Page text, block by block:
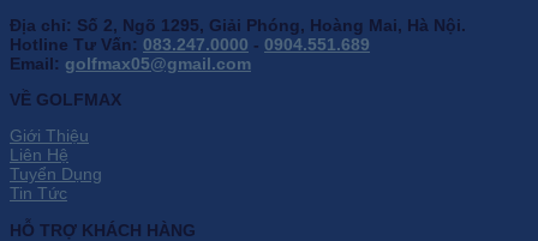
Địa chỉ: Số 2, Ngõ 1295, Giải Phóng, Hoàng Mai, Hà Nội.
Hotline Tư Vấn: 083.247.0000 - 0904.551.689
Email: golfmax05@gmail.com
VỀ GOLFMAX
Giới Thiệu
Liên Hệ
Tuyển Dụng
Tin Tức
HỖ TRỢ KHÁCH HÀNG